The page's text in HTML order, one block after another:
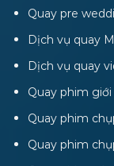
Quay pre
Dịch vụ quay
Dịch vụ quay
Quay phim
Quay phim
Quay phim